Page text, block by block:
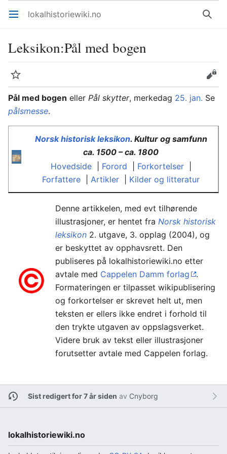
Åpne hovedmenyen lokalhistoriewiki.no Søk
Leksikon:Pål med bogen
Overvåk
Rediger
Pål med bogen eller Pål skytter, merkedag 25. jan. Se
pålsmesse.
Norsk historisk leksikon. Kultur og samfunn
ca. 1500 – ca. 1800
Hovedside| Forord Forkortelser|
Forfattere
Artikler Kilder og litteratur
Denne artikkelen, med evt tilhørende
illustrasjoner, er hentet fra Norsk historisk
leksikon 2. utgave, 3. opplag (2004), og
er beskyttet av opphavsrett. Den
publiseres på lokalhistoriewiki.no etter
avtale med Cappelen Damm forlag
.
Formateringen er tilpasset wikipublisering
og forkortelser er skrevet helt ut, men
teksten er ellers ikke endret i forhold til
den trykte utgaven av oppslagsverket.
Videre bruk av tekst eller illustrasjoner
forutsetter avtale med Cappelen forlag.
Sist redigert for 7 år siden av Cnyborg
lokalhistoriewiki.no